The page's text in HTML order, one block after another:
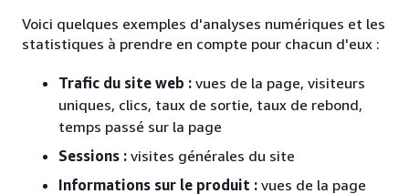
Voici quelques exemples d'analyses numériques et les
statistiques à prendre en compte pour chacun d'eux :
Trafic du site web : vues de la page, visiteurs
uniques, clics, taux de sortie, taux de rebond,
temps passé sur la page
Sessions : visites générales du site
Informations sur le produit : vues de la page